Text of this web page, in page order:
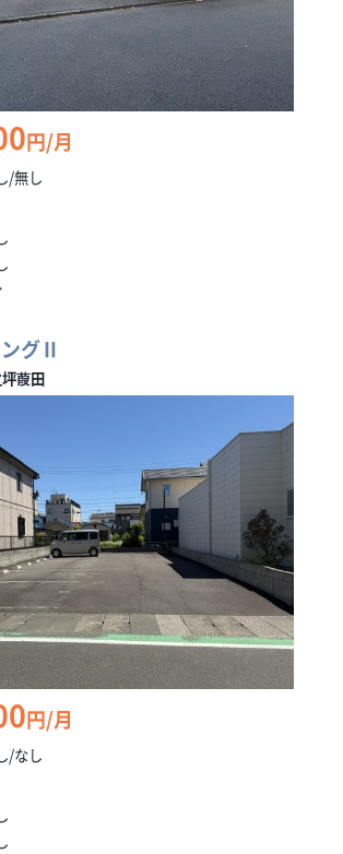
円/月
/無し
グⅡ
葭田
円/月
/なし